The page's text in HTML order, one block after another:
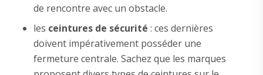
de rencontre avec un obstacle.
les ceintures de sécurité : ces dernières
doivent impérativement posséder une
fermeture centrale. Sachez que les marques